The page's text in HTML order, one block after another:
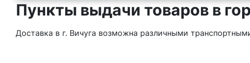
Пункты выдачи товаров в
Доставка в г. Вичуга возможна различными